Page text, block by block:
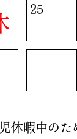
25
休暇中のた